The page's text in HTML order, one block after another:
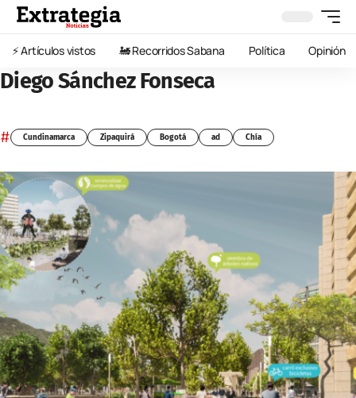
⚡️ Artículos vistos 🚂 Recorridos Sabana Política Opinión
Diego Sánchez Fonseca
# Cundinamarca Zipaquirá Bogotá ad Chía